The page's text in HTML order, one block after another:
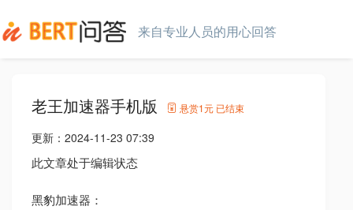
来自专业人员的用心回答
老王加速器手机版 悬赏1元 已结束
更新： 2024-11-23 07:39
此文章处于编辑状态
黑豹加速器：